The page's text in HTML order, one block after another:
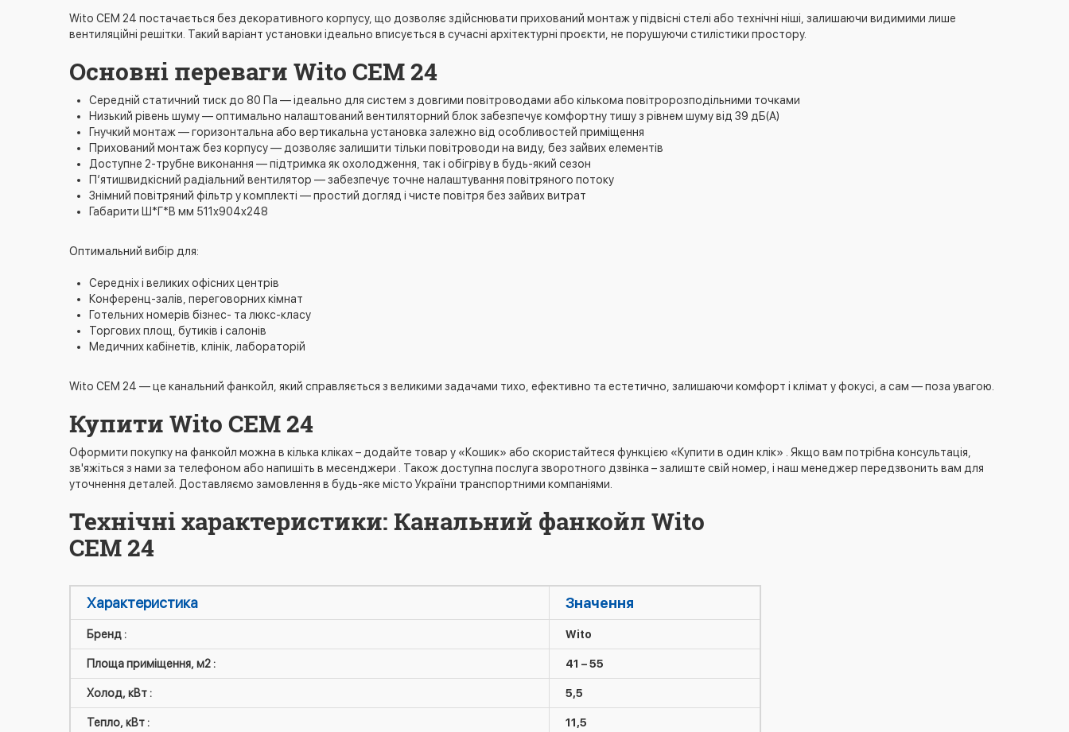
Wito CEM 24 постачається без декоративного корпусу, що дозволяє здійснювати прихований монтаж у підвісні стелі або технічні ніші, залишаючи видимими лише
вентиляційні решітки. Такий варіант установки ідеально вписується в сучасні архітектурні проєкти, не порушуючи стилістики простору.
Основні переваги Wito CEM 24
Середній статичний тиск до 80 Па — ідеально для систем з довгими повітроводами або кількома повітророзподільними точками
Низький рівень шуму — оптимально налаштований вентиляторний блок забезпечує комфортну тишу з рівнем шуму від 39 дБ(А)
Гнучкий монтаж — горизонтальна або вертикальна установка залежно від особливостей приміщення
Прихований монтаж без корпусу — дозволяє залишити тільки повітроводи на виду, без зайвих елементів
Доступне 2-трубне виконання — підтримка як охолодження, так і обігріву в будь-який сезон
П’ятишвидкісний радіальний вентилятор — забезпечує точне налаштування повітряного потоку
Знімний повітряний фільтр у комплекті — простий догляд і чисте повітря без зайвих витрат
Габарити Ш*Г*В мм 511x904x248
Оптимальний вибір для:
Середніх і великих офісних центрів
Конференц-залів, переговорних кімнат
Готельних номерів бізнес- та люкс-класу
Торгових площ, бутиків і салонів
Медичних кабінетів, клінік, лабораторій
Wito CEM 24 — це канальний фанкойл, який справляється з великими задачами тихо, ефективно та естетично, залишаючи комфорт і клімат у фокусі, а сам — поза увагою.
Купити Wito CEM 24
Оформити покупку на фанкойл можна в кілька кліках – додайте товар у «Кошик» або скористайтеся функцією «Купити в один клік» . Якщо вам потрібна консультація,
зв'яжіться з нами за телефоном або напишіть в месенджери . Також доступна послуга зворотного дзвінка – залиште свій номер, і наш менеджер передзвонить вам для
уточнення деталей. Доставляємо замовлення в будь-яке місто України транспортними компаніями.
Технічні характеристики: Канальний фанкойл Wito
CEM 24
Характеристика Значення
Бренд : Wito
Площа приміщення, м2 : 41 – 55
Холод, кВт : 5,5
Тепло, кВт : 11,5